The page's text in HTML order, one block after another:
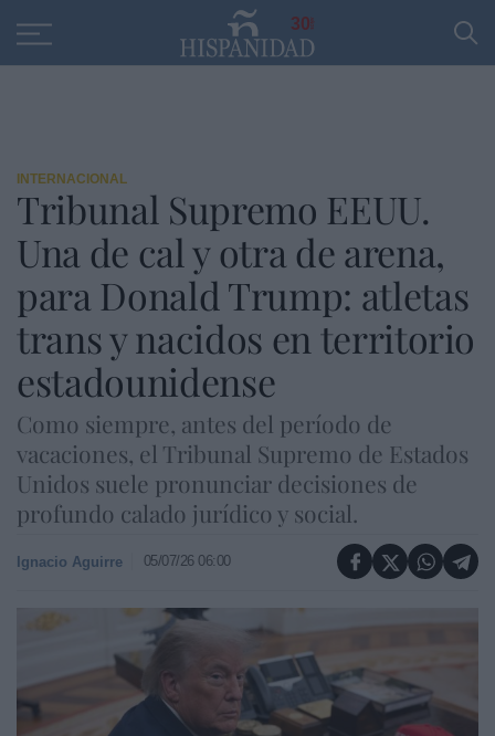
30
INTERNACIONAL
Tribunal Supremo EEUU.
Una de cal y otra de arena,
para Donald Trump: atletas
trans y nacidos en territorio
estadounidense
Como siempre, antes del período de
vacaciones, el Tribunal Supremo de Estados
Unidos suele pronunciar decisiones de
profundo calado jurídico y social.
Ignacio Aguirre 05/07/26 06:00